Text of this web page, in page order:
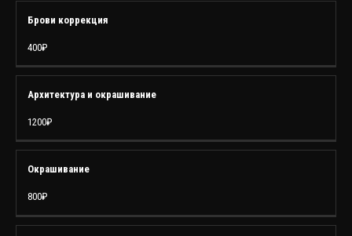
УСЛУГА СТОИМОСТЬ
Брови коррекция
400₽
Архитектура и окрашивание
1200₽
Окрашивание
800₽